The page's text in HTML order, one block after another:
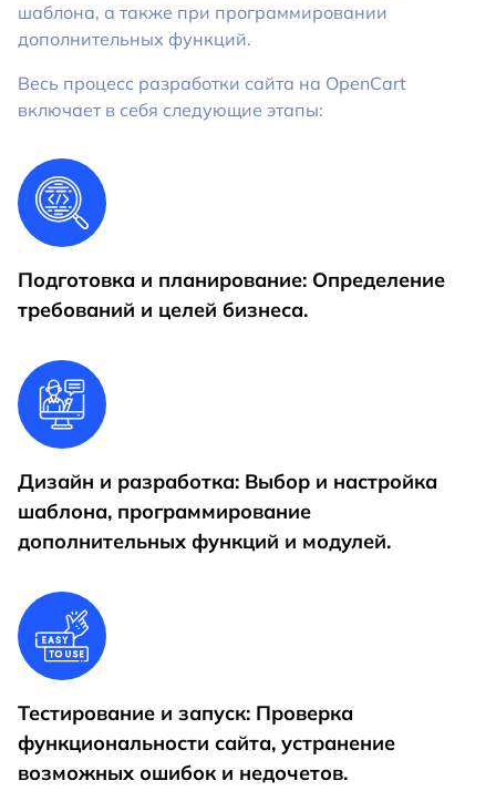
шаблона, а также при программировании
дополнительных функций.
Весь процесс разработки сайта на OpenCart
включает в себя следующие этапы:
Подготовка и планирование: Определение
требований и целей бизнеса.
Дизайн и разработка: Выбор и настройка
шаблона, программирование
дополнительных функций и модулей.
Тестирование и запуск: Проверка
функциональности сайта, устранение
возможных ошибок и недочетов.